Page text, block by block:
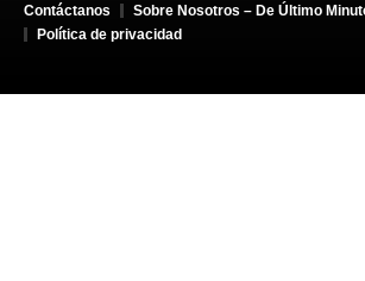
Contáctanos
Sobre Nosotros – De Último
Política de privacidad